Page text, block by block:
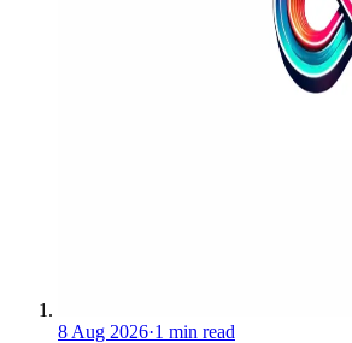
8 Aug 2026·1 min read